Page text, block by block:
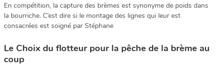
En compétition, la capture des brèmes est synonyme de poids dans
la bourriche. C’est dire si le montage des lignes qui leur est
consacrées est soigné par Stéphane
Le Choix du flotteur pour la pêche de la brème au
coup